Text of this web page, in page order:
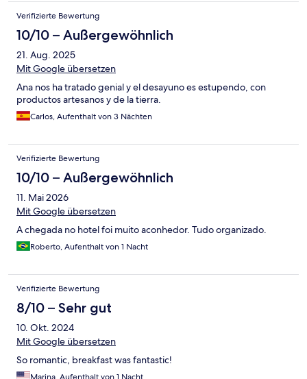
Verifizierte Bewertung
10/10 – Außergewöhnlich
21. Aug. 2025
Mit Google übersetzen
Ana nos ha tratado genial y el desayuno es estupendo, con
productos artesanos y de la tierra.
Carlos, Aufenthalt von 3 Nächten
Verifizierte Bewertung
10/10 – Außergewöhnlich
11. Mai 2026
Mit Google übersetzen
A chegada no hotel foi muito aconhedor. Tudo organizado.
Roberto, Aufenthalt von 1 Nacht
Verifizierte Bewertung
8/10 – Sehr gut
10. Okt. 2024
Mit Google übersetzen
So romantic, breakfast was fantastic!